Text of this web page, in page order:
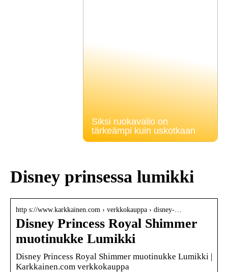
Siksi ruokavalio on
tärkeämpi kuin uskotkaan
Disney prinsessa lumikki
http s://www.karkkainen.com › verkkokauppa › disney-…
Disney Princess Royal Shimmer
muotinukke Lumikki
Disney Princess Royal Shimmer muotinukke Lumikki |
Karkkainen.com verkkokauppa